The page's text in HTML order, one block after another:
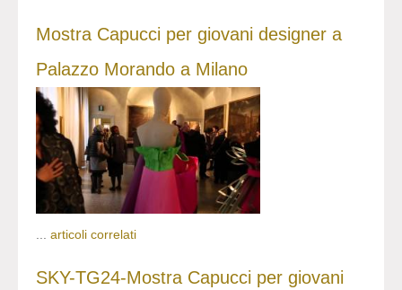
Mostra Capucci per giovani designer a
Palazzo Morando a Milano
articoli correlati
SKY-TG24-Mostra Capucci per giovani